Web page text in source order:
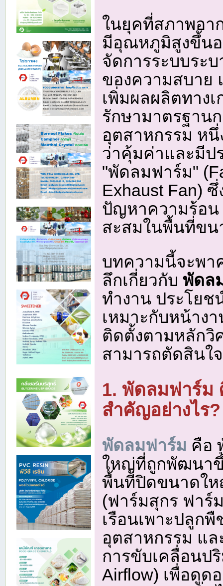
ในยุคที่สภาพอา
มีอุณหภูมิสูงขึ้นอ
จัดการระบบระ
ของความสบาย
เพิ่มผลผลิตทาง
รักษามาตรฐาน
อุตสาหกรรม ห
ว่าคุ้มค่าและมีป
"พัดลมฟาร์ม"
Exhaust Fan)
ปัญหาความร้อ
สะสมในพื้นที่ขน
บทความนี้จะพา
ลึกเกี่ยวกับ พัดล
ทำงาน ประโยช
เหมาะกับหน้าง
ติดตั้งตามหลักวิ
สามารถตัดสินใ
1. พัดลมฟาร์ม
สำคัญอย่างไร?
พัดลมฟาร์ม คือ
ใหญ่ที่ถูกพัฒนาขึ้
พื้นที่ปิดขนาดใ
(ฟาร์มสุกร ฟาร์
เรือนเพาะปลูกพื
อุตสาหกรรม แ
การขับเคลื่อนป
Airflow) เพื่อดูด